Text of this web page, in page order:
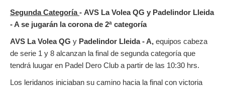
Segunda Categoría- AVS La Volea QG y Padelindor Lleida
- A se jugarán la corona de 2ª categoría
AVS La Volea QG y Padelindor Lleida - A, equipos cabeza
de serie 1 y 8 alcanzan la final de segunda categoría que
tendrá luugar en Padel Dero Club a partir de las 10:30 hrs.
Los leridanos iniciaban su camino hacia la final con victoria